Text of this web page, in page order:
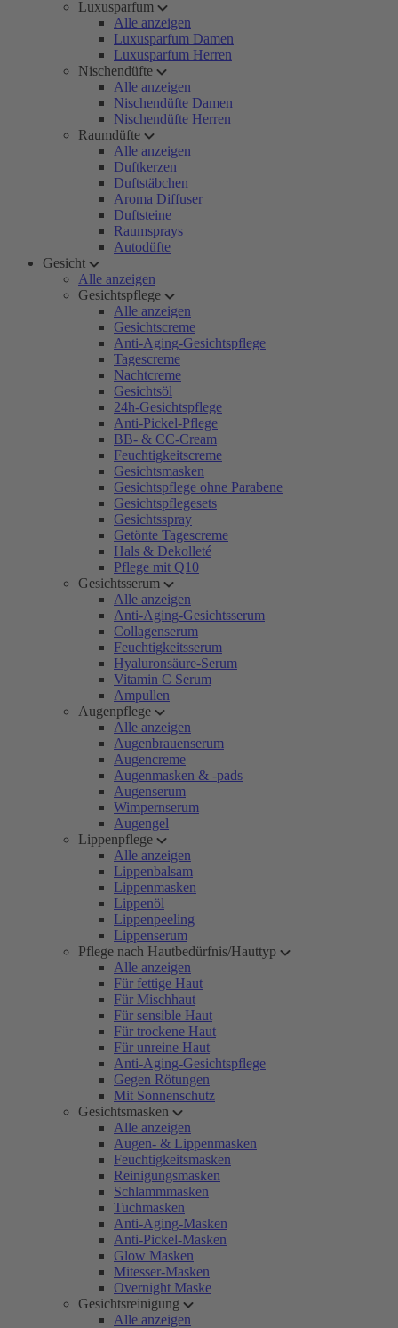
Luxusparfum
Alle anzeigen
Luxusparfum Damen
Luxusparfum Herren
Nischendüfte
Alle anzeigen
Nischendüfte Damen
Nischendüfte Herren
Raumdüfte
Alle anzeigen
Duftkerzen
Duftstäbchen
Aroma Diffuser
Duftsteine
Raumsprays
Autodüfte
Gesicht
Alle anzeigen
Gesichtspflege
Alle anzeigen
Gesichtscreme
Anti-Aging-Gesichtspflege
Tagescreme
Nachtcreme
Gesichtsöl
24h-Gesichtspflege
Anti-Pickel-Pflege
BB- & CC-Cream
Feuchtigkeitscreme
Gesichtsmasken
Gesichtspflege ohne Parabene
Gesichtspflegesets
Gesichtsspray
Getönte Tagescreme
Hals & Dekolleté
Pflege mit Q10
Gesichtsserum
Alle anzeigen
Anti-Aging-Gesichtsserum
Collagenserum
Feuchtigkeitsserum
Hyaluronsäure-Serum
Vitamin C Serum
Ampullen
Augenpflege
Alle anzeigen
Augenbrauenserum
Augencreme
Augenmasken & -pads
Augenserum
Wimpernserum
Augengel
Lippenpflege
Alle anzeigen
Lippenbalsam
Lippenmasken
Lippenöl
Lippenpeeling
Lippenserum
Pflege nach Hautbedürfnis/Hauttyp
Alle anzeigen
Für fettige Haut
Für Mischhaut
Für sensible Haut
Für trockene Haut
Für unreine Haut
Anti-Aging-Gesichtspflege
Gegen Rötungen
Mit Sonnenschutz
Gesichtsmasken
Alle anzeigen
Augen- & Lippenmasken
Feuchtigkeitsmasken
Reinigungsmasken
Schlammmasken
Tuchmasken
Anti-Aging-Masken
Anti-Pickel-Masken
Glow Masken
Mitesser-Masken
Overnight Maske
Gesichtsreinigung
Alle anzeigen